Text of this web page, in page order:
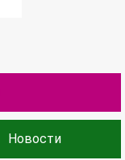
Новости